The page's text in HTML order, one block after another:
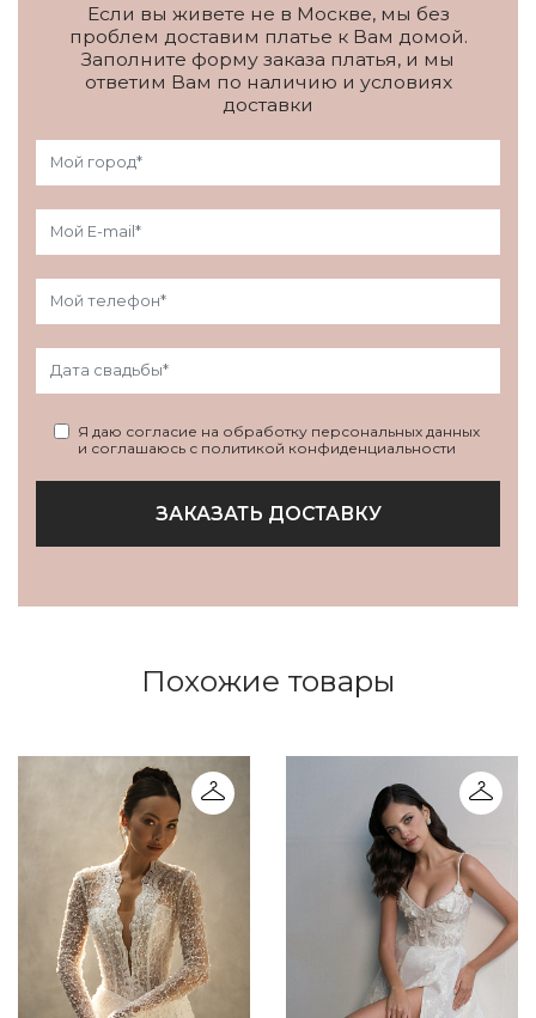
Если вы живете не в Москве, мы без
проблем доставим платье к Вам домой.
Заполните форму заказа платья, и мы
ответим Вам по наличию и условиях
доставки
Я даю согласие на обработку персональных данных
и соглашаюсь с политикой конфиденциальности
ЗАКАЗАТЬ ДОСТАВКУ
Похожие товары